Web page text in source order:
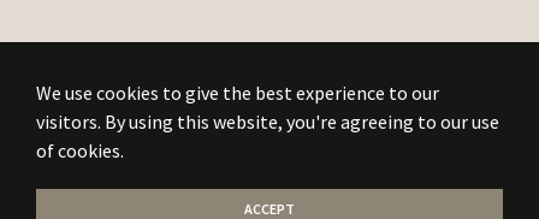
We use cookies to give the best experience to our
visitors. By using this website, you're agreeing to our use
of cookies.
ACCEPT